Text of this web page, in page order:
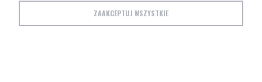
POKAŻ PEŁNĄ WERSJĘ STRONY
ZAAKCEPTUJ WSZYSTKIE